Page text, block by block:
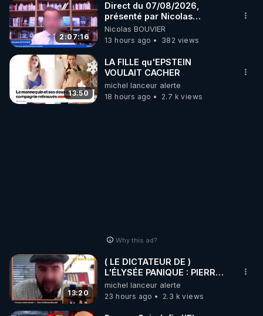
2:07:16
Direct du 07/08/2026,
présenté par Nicolas
BOUVIER
Nicolas BOUVIER
13 hours ago
382 views
13:50
LA FILLE qu'EPSTEIN
VOULAIT CACHER
michel lanceur alerte
18 hours ago
2.7 k views
Why this ad?
13:20
( LE DICTATEUR DE )
L'ÉLYSÉE PANIQUE : PIERRE
GUILLAUME MERCADAL
BALANCE TOUT
michel lanceur alerte
23 hours ago
2.3 k views